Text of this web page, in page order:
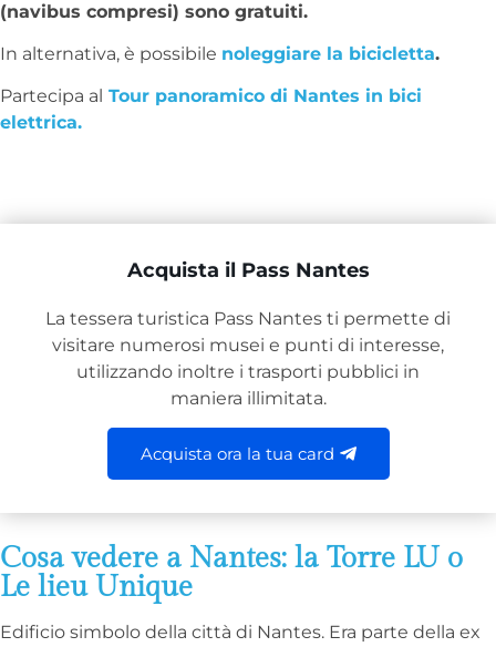
(navibus compresi) sono gratuiti.
In alternativa, è possibile noleggiare la bicicletta.
Partecipa al Tour panoramico di Nantes in bici
elettrica.
Acquista il Pass Nantes
La tessera turistica Pass Nantes ti permette di
visitare numerosi musei e punti di interesse,
utilizzando inoltre i trasporti pubblici in
maniera illimitata.
Acquista ora la tua card
Cosa vedere a Nantes: la Torre LU o
Le lieu Unique
Edificio simbolo della città di Nantes. Era parte della ex